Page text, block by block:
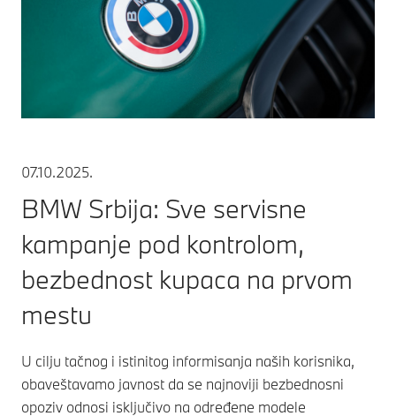
07.10.2025.
BMW Srbija: Sve servisne
kampanje pod kontrolom,
bezbednost kupaca na prvom
mestu
U cilju tačnog i istinitog informisanja naših korisnika,
obaveštavamo javnost da se najnoviji bezbednosni
opoziv odnosi isključivo na određene modele